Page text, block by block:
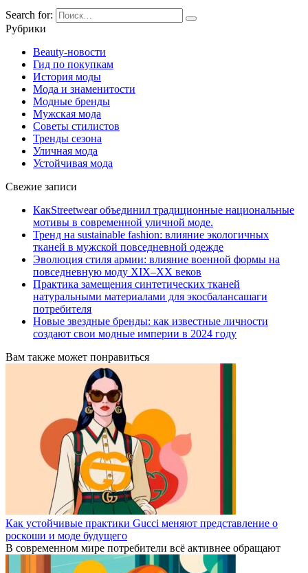
Search for:
Рубрики
Beauty-новости
Гид по покупкам
История моды
Мода и знаменитости
Модные бренды
Мужская мода
Советы стилистов
Тренды сезона
Уличная мода
Устойчивая мода
Свежие записи
КакStreetwear объединил традиционные национальные
мотивы в современной уличной моде.
Тренд на sustainable fashion: влияние экологичных
тканей в мужской повседневной одежде
Эволюция стиля армии: влияние военной формы на
повседневную моду XIX–XX веков
Практика замещения синтетических тканей
натуральными материалами для экосбалансашаги
потребителя
Новые звездные бренды: как известные личности
создают свои модные империи в 2024 году
Вам также может понравиться
Как устойчивые практики Gucci меняют представление о
роскоши и моде будущего
В современном мире потребители всё активнее обращают